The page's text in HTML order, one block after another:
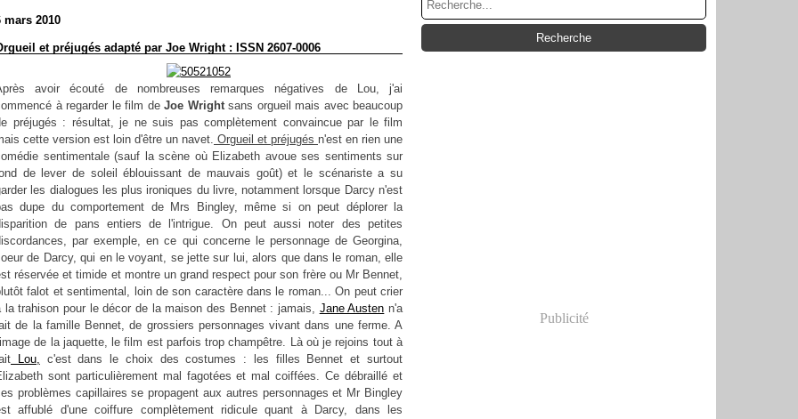
mars 2010
et préjugés adapté par Joe Wright : ISSN 2607-0006
avoir écouté de nombreuses remarques négatives de Lou, j'ai
à regarder le film deJoe Wrightsans orgueil mais avec beaucoup
préjugés : résultat, je ne suis pas complètement convaincue par le film
cette version est loin d'être un navet. Orgueil et préjugés n'est en rien une
sentimentale (sauf la scène où Elizabeth avoue ses sentiments sur
de lever de soleil éblouissant de mauvais goût) et le scénariste a su
les dialogues les plus ironiques du livre, notamment lorsque Darcy n'est
dupe du comportement de Mrs Bingley, même si on peut déplorer la
de pans entiers de l'intrigue. On peut aussi noter des petites
par exemple, en ce qui concerne le personnage de Georgina,
de Darcy, qui en le voyant, se jette sur lui, alors que dans le roman, elle
réservée et timide et montre un grand respect pour son frère ou Mr Bennet,
falot et sentimental, loin de son caractère dans le roman... On peut crier
la trahison pour le décor de la maison des Bennet : jamais, Jane Austen n'a
de la famille Bennet, de grossiers personnages vivant dans une ferme. A
de la jaquette, le film est parfois trop champêtre. Là où je rejoins tout à
Lou, c'est dans le choix des costumes : les filles Bennet et surtout
sont particulièrement mal fagotées et mal coiffées. Ce débraillé et
problèmes capillaires se propagent aux autres personnages et Mr Bingley
affublé d'une coiffure complètement ridicule quant à Darcy, dans les
Publicité